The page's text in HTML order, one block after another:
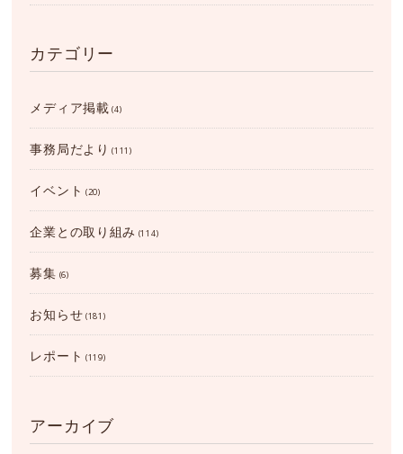
カテゴリー
メディア掲載 (4)
事務局だより (111)
イベント (20)
企業との取り組み (114)
募集 (6)
お知らせ (181)
レポート (119)
アーカイブ